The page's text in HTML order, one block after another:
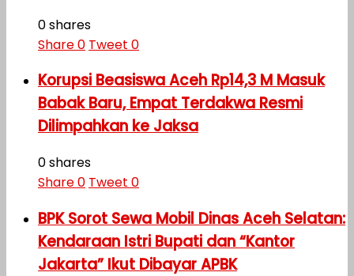
0 shares
Share0 Tweet 0
Korupsi Beasiswa Aceh Rp14,3 M Masuk
Babak Baru, Empat Terdakwa Resmi
Dilimpahkan ke Jaksa
0 shares
Share0 Tweet 0
BPK Sorot Sewa Mobil Dinas Aceh Selatan:
Kendaraan Istri Bupati dan “Kantor
Jakarta” Ikut Dibayar APBK